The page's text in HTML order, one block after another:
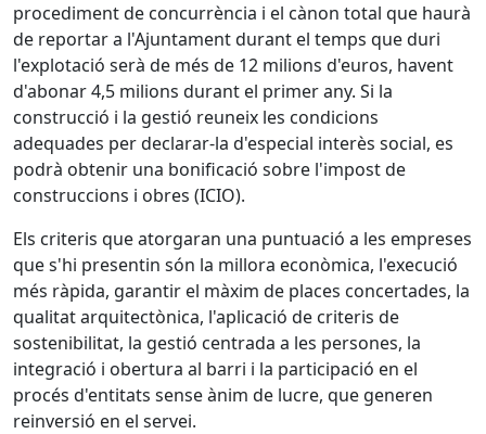
procediment de concurrència i el cànon total que haurà
de reportar a l'Ajuntament durant el temps que duri
l'explotació serà de més de 12 milions d'euros, havent
d'abonar 4,5 milions durant el primer any. Si la
construcció i la gestió reuneix les condicions
adequades per declarar-la d'especial interès social, es
podrà obtenir una bonificació sobre l'impost de
construccions i obres (ICIO).
Els criteris que atorgaran una puntuació a les empreses
que s'hi presentin són la millora econòmica, l'execució
més ràpida, garantir el màxim de places concertades, la
qualitat arquitectònica, l'aplicació de criteris de
sostenibilitat, la gestió centrada a les persones, la
integració i obertura al barri i la participació en el
procés d'entitats sense ànim de lucre, que generen
reinversió en el servei.